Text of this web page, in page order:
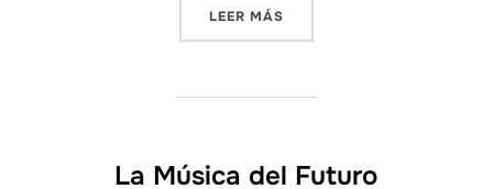
LEER MÁS
La Música del Futuro